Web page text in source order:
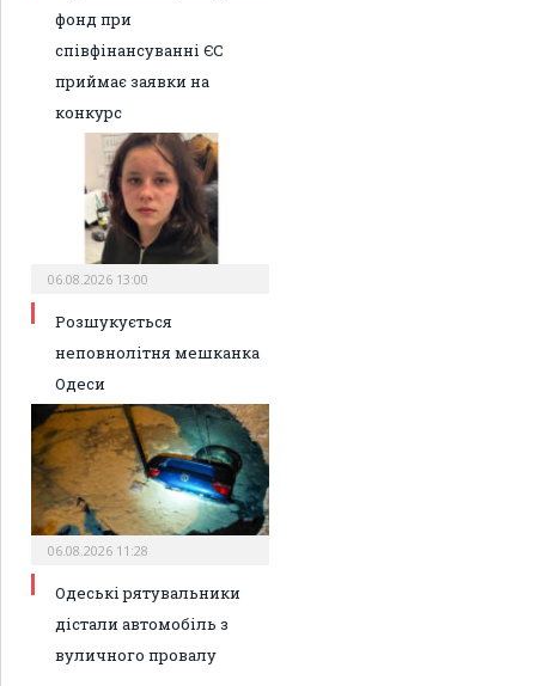
фонд при
співфінансуванні ЄС
приймає заявки на
конкурс
06.08.2026 13:00
Розшукується
неповнолітня мешканка
Одеси
06.08.2026 11:28
Одеські рятувальники
дістали автомобіль з
вуличного провалу